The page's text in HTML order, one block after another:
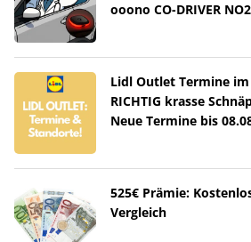
ooono CO-DRIVER
Lidl Outlet Termine
RICHTIG krasse
Neue Termine bis
525€ Prämie:
Vergleich